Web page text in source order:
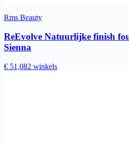
Rms Beauty
ReEvolve Natuurlijke finish
Sienna
€ 51,082 winkels